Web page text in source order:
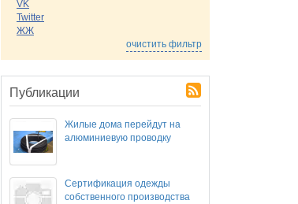
VK
Twitter
ЖЖ
очистить фильтр
Публикации
Жилые дома перейдут на
алюминиевую проводку
Сертификация одежды
собственного производства